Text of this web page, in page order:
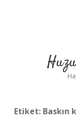
Etiket: